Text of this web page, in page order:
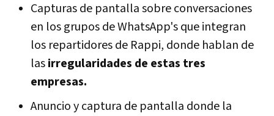
Capturas de pantalla sobre conversaciones
en los grupos de WhatsApp's que integran
los repartidores de Rappi, donde hablan de
lasirregularidades de estas tres
empresas.
Anuncio y captura de pantalla donde la